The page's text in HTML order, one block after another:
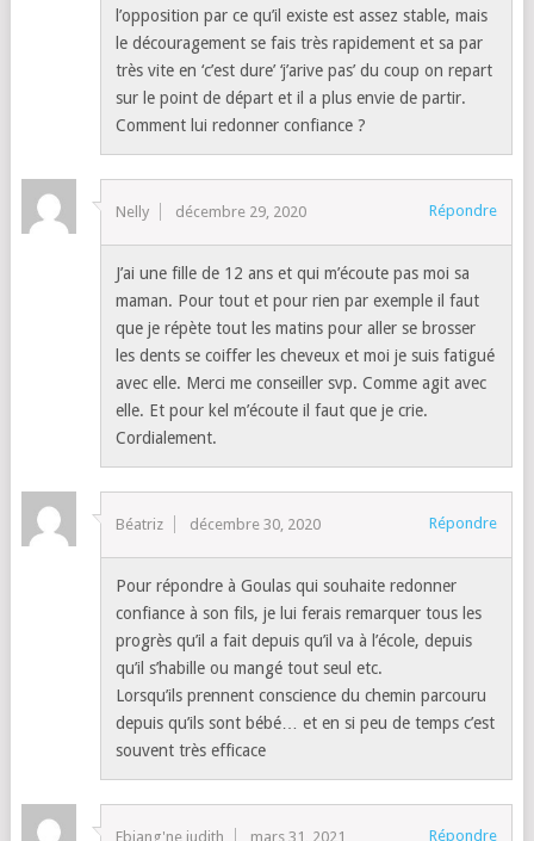
l’opposition par ce qu’il existe est assez stable, mais
le découragement se fais très rapidement et sa par
très vite en ‘c’est dure’ ‘j’arive pas’ du coup on repart
sur le point de départ et il a plus envie de partir.
Comment lui redonner confiance ?
Nelly décembre 29, 2020 Répondre
J’ai une fille de 12 ans et qui m’écoute pas moi sa
maman. Pour tout et pour rien par exemple il faut
que je répète tout les matins pour aller se brosser
les dents se coiffer les cheveux et moi je suis fatigué
avec elle. Merci me conseiller svp. Comme agit avec
elle. Et pour kel m’écoute il faut que je crie.
Cordialement.
Béatriz décembre 30, 2020 Répondre
Pour répondre à Goulas qui souhaite redonner
confiance à son fils, je lui ferais remarquer tous les
progrès qu’il a fait depuis qu’il va à l’école, depuis
qu’il s’habille ou mangé tout seul etc.
Lorsqu’ils prennent conscience du chemin parcouru
depuis qu’ils sont bébé… et en si peu de temps c’est
souvent très efficace
Ebiang'ne judith mars 31, 2021 Répondre